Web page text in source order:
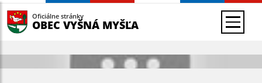
Oficiálne stránky
OBEC VYŠNÁ MYŠĽA